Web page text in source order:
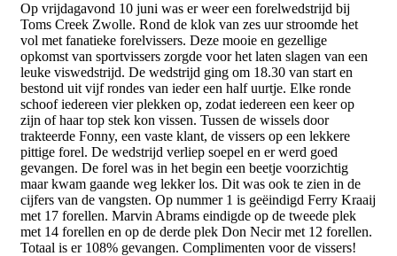
Op vrijdagavond 10 juni was er weer een forelwedstrijd bij
Toms Creek Zwolle. Rond de klok van zes uur stroomde het
vol met fanatieke forelvissers. Deze mooie en gezellige
opkomst van sportvissers zorgde voor het laten slagen van een
leuke viswedstrijd. De wedstrijd ging om 18.30 van start en
bestond uit vijf rondes van ieder een half uurtje. Elke ronde
schoof iedereen vier plekken op, zodat iedereen een keer op
zijn of haar top stek kon vissen. Tussen de wissels door
trakteerde Fonny, een vaste klant, de vissers op een lekkere
pittige forel. De wedstrijd verliep soepel en er werd goed
gevangen. De forel was in het begin een beetje voorzichtig
maar kwam gaande weg lekker los. Dit was ook te zien in de
cijfers van de vangsten. Op nummer 1 is geëindigd Ferry Kraaij
met 17 forellen. Marvin Abrams eindigde op de tweede plek
met 14 forellen en op de derde plek Don Necir met 12 forellen.
Totaal is er 108% gevangen. Complimenten voor de vissers!